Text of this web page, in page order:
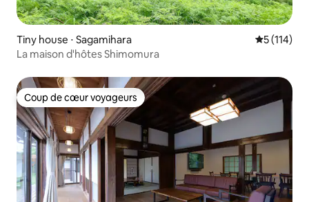
Tiny house ⋅ Sagamihara Évaluation
5 (114)
La maison d'hôtes Shimomura
Coup de cœur voyageurs
Coup de cœur voyageurs